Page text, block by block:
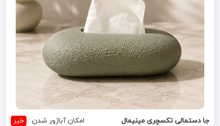
جا دستمالی تکسچری مینیمال امکان آباژور شدن : خیر